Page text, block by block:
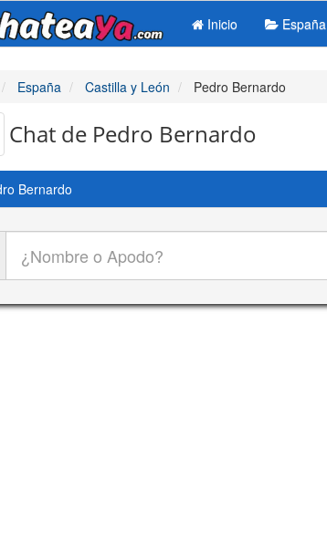
Inicio España
España Castilla y León Pedro Bernardo
Chat de Pedro Bernardo
Bernardo